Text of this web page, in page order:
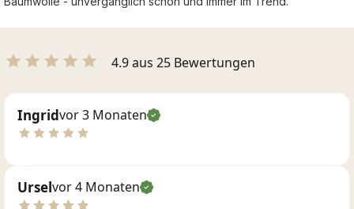
4.9 aus 25 Bewertungen
Ingridvor 3 Monaten
Urselvor 4 Monaten